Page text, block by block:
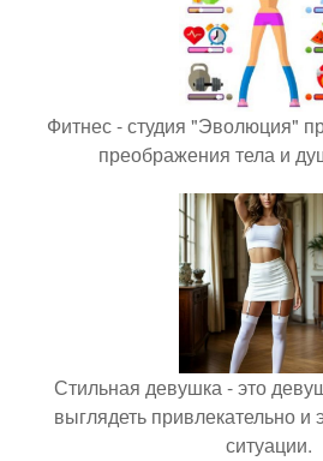
Фитнес - студия "Эволюция"
преображения тела и
Стильная девушка - это
выглядеть привлекательно и
ситуации.